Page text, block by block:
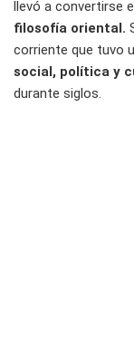
llevó a convertirse
filosofía oriental.
corriente que tuvo
social, política y
durante siglos.